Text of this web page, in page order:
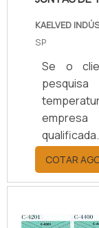
KAELVED
SP
Se o
por
COTAR